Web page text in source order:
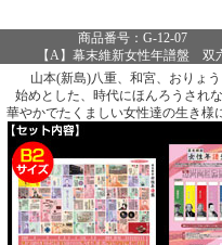
商品番号：G-12-07
【A】幕末維新女性年譜盤 双
山本(新島)八重、和宮、おりょ
始めとした、時代にほんろうされ
華やかでたくましい女性達の生き様